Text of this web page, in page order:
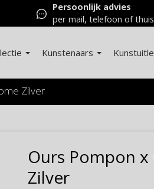
Persoonlijk advies
per mail, telefoon of thuis
Kunstenaars
Zilver
Ours Pompon
Zilver